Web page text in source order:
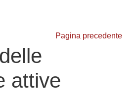
Pagina precedente
attive